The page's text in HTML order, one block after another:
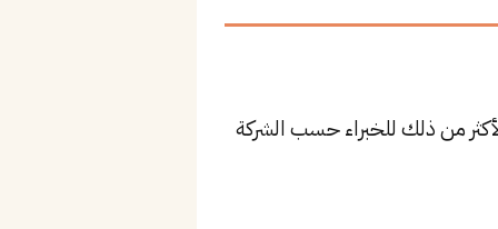
للمستوى المتوسط، وقد يصل لأكثر من ذلك للخبراء حسب الشركة